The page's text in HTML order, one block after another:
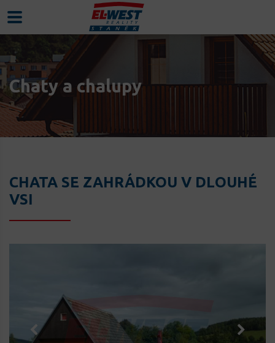
Chaty a chalupy
CHATA SE ZAHRÁDKOU V DLOUHÉ
VSI